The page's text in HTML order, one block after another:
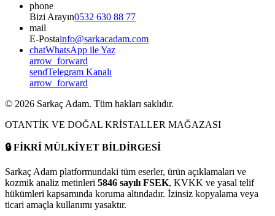
phone
Bizi Arayın0532 630 88 77
mail
E-Postainfo@sarkacadam.com
chatWhatsApp ile Yaz
arrow_forward
sendTelegram Kanalı
arrow_forward
© 2026 Sarkaç Adam. Tüm hakları saklıdır.
OTANTİK VE DOĞAL KRİSTALLER MAĞAZASI
🔒FİKRİ MÜLKİYET BİLDİRGESİ
Sarkaç Adam platformundaki tüm eserler, ürün açıklamaları ve
kozmik analiz metinleri 5846 sayılı FSEK, KVKK ve yasal telif
hükümleri kapsamında koruma altındadır. İzinsiz kopyalama veya
ticari amaçla kullanımı yasaktır.